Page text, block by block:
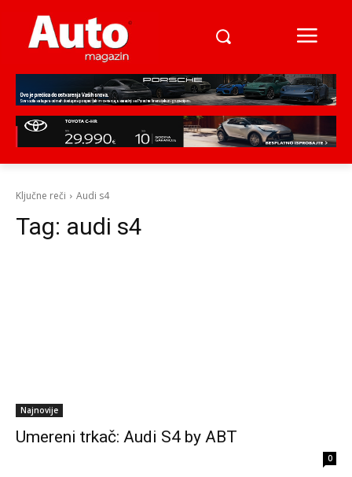
Ključne reči Audi s4
Tag: audi s4
Najnovije
Umereni trkač: Audi S4 by ABT
0